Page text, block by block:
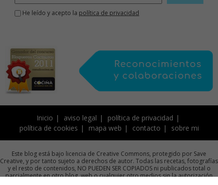
He leído y acepto la política de privacidad
Inicio aviso legal
política de privacidad
política de cookies
mapa web contacto sobre mi
Este blog está bajo licencia de Creative Commons, protegido por Save
Creative, y por tanto sujeto a derechos de autor. Todas las recetas, fotografías
y el resto de contenidos, NO PUEDEN SER COPIADOS ni publicados total o
parcialmente en otro blog, web o cualquier otro medios sin la autorización